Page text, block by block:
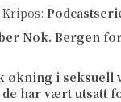
Nok. Bergen
økning i seksuell
har vært utsatt